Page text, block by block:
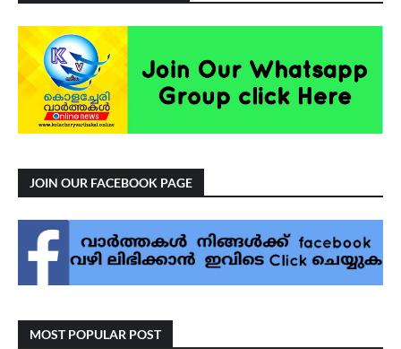
JOIN OUR FACEBOOK PAGE
MOST POPULAR POST